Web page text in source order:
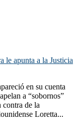
le apunta a la Justicia
en su cuenta
a “sobornos”
contra de la
Loretta...